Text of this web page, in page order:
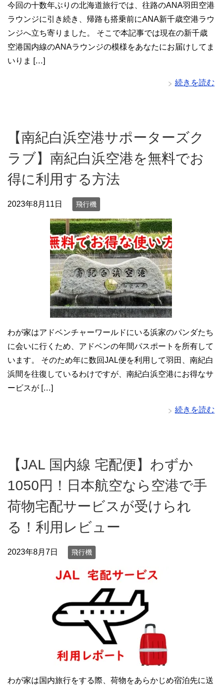
今回の十数年ぶりの北海道旅行では、往路のANA羽田空港
ラウンジに引き続き、帰路も搭乗前にANA新千歳空港ラウ
ンジへ立ち寄りました。 そこで本記事では現在の新千歳
空港国内線のANAラウンジの模様をあなたにお届けしてま
いりま […]
続きを読む
【南紀白浜空港サポーターズク
ラブ】南紀白浜空港を無料でお
得に利用する方法
2023年8月11日 飛行機
わが家はアドベンチャーワールドにいる浜家のパンダたち
に会いに行くため、アドベンの年間パスポートを所有して
います。 そのため年に数回JAL便を利用して羽田、南紀白
浜間を往復しているわけですが、南紀白浜空港にお得なサ
ービスが […]
続きを読む
【JAL 国内線 宅配便】わずか
1050円！日本航空なら空港で手
荷物宅配サービスが受けられ
る！利用レビュー
2023年8月7日 飛行機
わが家は国内旅行をする際、荷物をあらかじめ宿泊先に送